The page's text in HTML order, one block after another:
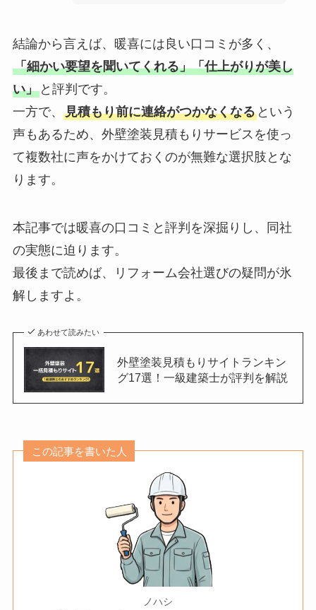
結論から言えば、暖喜には良い口コミが多く、
「細かい要望を聞いてくれる」「仕上がりが美し
い」と評判です。
一方で、 見積もり前に連絡がつかなくなるという
声もあるため、外壁塗装見積もりサービスを使っ
て複数社に声をかけておくのが無難な選択肢とな
ります。
本記事では暖喜の口コミと評判を深掘りし、同社
の実態に迫ります。
最後まで読めば、リフォーム会社選びの疑問が氷
解しますよ。
あわせて読みたい
外壁塗装見積もりサイトランキン
グ17選！一級建築士が評判を解説
この記事を書いた人
ノハシ